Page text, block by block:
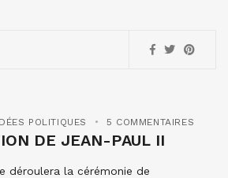
POLITIQUES 5 COMMENTAIRES
DE JEAN-PAUL II
déroulera la cérémonie de